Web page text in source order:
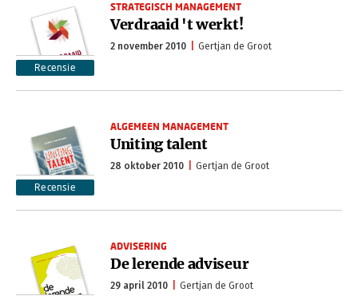
Recensie
STRATEGISCH MANAGEMENT
Verdraaid 't werkt!
2 november 2010 Gertjan de Groot
Recensie
ALGEMEEN MANAGEMENT
Uniting talent
28 oktober 2010 Gertjan de Groot
ADVISERING
De lerende adviseur
29 april 2010 Gertjan de Groot